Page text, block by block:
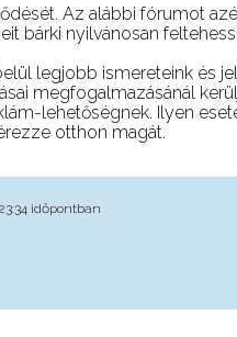
Az alábbi fórumot
bárki nyilvánosan
legjobb ismereteink és
megfogalmazásánál
lehetőségnek. Ilyen
otthon magát.
időpontban